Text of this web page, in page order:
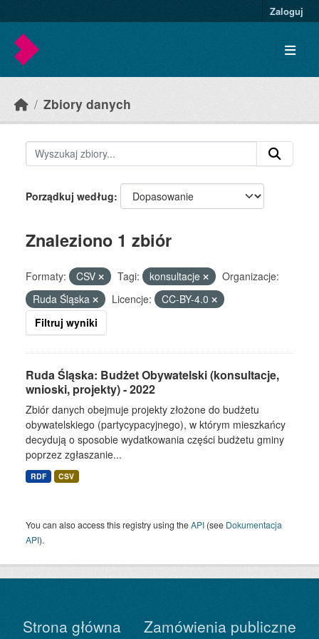
Zaloguj
Zbiory danych
Porządkuj według
Znaleziono 1 zbiór
Formaty: CSV Tagi: konsultacje
Organizacje:
Ruda Śląska
Licencje:
CC-BY-4.0
Filtruj wyniki
Ruda Śląska: Budżet Obywatelski (konsultacje,
wnioski, projekty) - 2022
Zbiór danych obejmuje projekty złożone do budżetu
obywatelskiego (partycypacyjnego), w którym mieszkańcy
decydują o sposobie wydatkowania części budżetu gminy
poprzez zgłaszanie...
RDF CSV
You can also access this registry using theAPI (see Dokumentacja
API).
Strona główna Zamówienia publiczne